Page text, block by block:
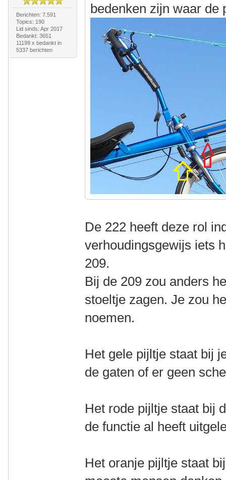
Berichten: 7.591
Topics: 190
Lid sinds: Apr 2017
Bedankt: 3651
11199 x bedankt in
5337 berichten
bedenken zijn waar de
De 222 heeft deze rol
verhoudingsgewijs iets
209.
Bij de 209 zou anders
stoeltje zagen. Je zou
noemen.
Het gele pijltje staat bij
de gaten of er geen
Het rode pijltje staat bij
de functie al heeft
Het oranje pijltje staat